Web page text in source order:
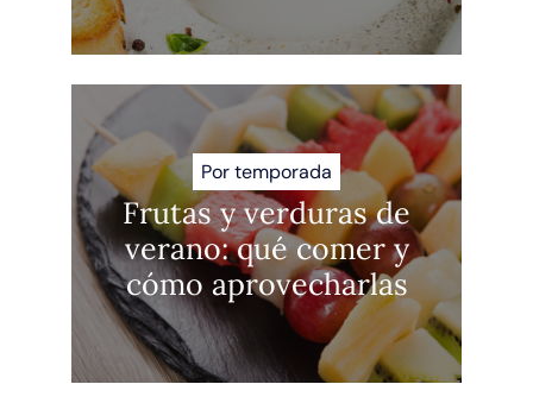
Por temporada
Frutas y verduras de
verano: qué comer y
cómo aprovecharlas